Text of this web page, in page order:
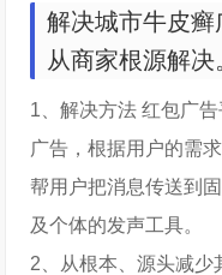
解决城市牛皮
从商家根源解决
1、解决方法 红包广
广告，根据用户的需
帮用户把消息传送到
及个体的发声工具。
2、从根本、源头减少